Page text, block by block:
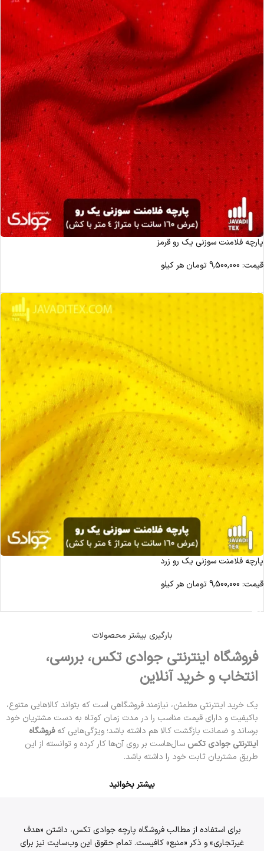
پارچه فلامنت سوزنی یک رو قرمز
قیمت: 9,500,000تومان هر کیلو
پارچه فلامنت سوزنی یک رو زرد
قیمت: 9,500,000تومان هر کیلو
بارگیری بیشتر محصولات
فروشگاه اینترنتی جوادی تکس، بررسی،
انتخاب و خرید آنلاین
یک خرید اینترنتی مطمئن، نیازمند فروشگاهی است که بتواند کالاهایی متنوع،
باکیفیت و دارای قیمت مناسب را در مدت زمان کوتاه به دست مشتریان خود
برساند و ضمانت بازگشت کالا هم داشته باشد؛ ویژگی‌هایی کهفروشگاه
اینترنتی جوادی تکس سال‌هاست بر روی آن‌ها کار کرده و توانسته از این
طریق مشتریان ثابت خود را داشته باشد.
بیشتر بخوانید
برای استفاده از مطالب فروشگاه پارچه جوادی تکس، داشتن «هدف
غیرتجاری» و ذکر «منبع» کافیست. تمام حقوق اين وب‌سايت نیز برای